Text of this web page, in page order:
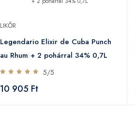
LIKŐR
Legendario Elixir de Cuba Punch
au Rhum + 2 pohárral 34% 0,7L
5/5
10 905 Ft